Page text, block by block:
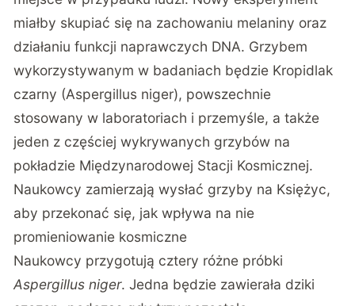
miałby skupiać się na zachowaniu melaniny oraz
działaniu funkcji naprawczych DNA. Grzybem
wykorzystywanym w badaniach będzie Kropidlak
czarny (Aspergillus niger), powszechnie
stosowany w laboratoriach i przemyśle, a także
jeden z częściej wykrywanych grzybów na
pokładzie Międzynarodowej Stacji Kosmicznej.
Naukowcy zamierzają wysłać grzyby na Księżyc,
aby przekonać się, jak wpływa na nie
promieniowanie kosmiczne
Naukowcy przygotują cztery różne próbki
Aspergillus niger. Jedna będzie zawierała dziki